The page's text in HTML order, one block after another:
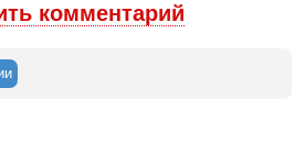
комментарий